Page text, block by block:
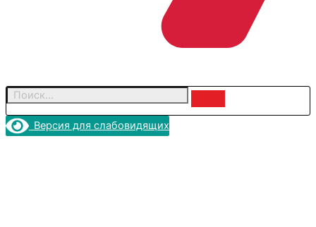
Версия для слабовидящих